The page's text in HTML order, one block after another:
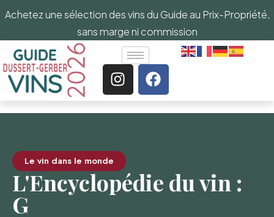
Achetez une sélection des vins du Guide au Prix-Propriété,
sans marge ni commission
Le vin dans le monde
L'Encyclopédie du vin :
G